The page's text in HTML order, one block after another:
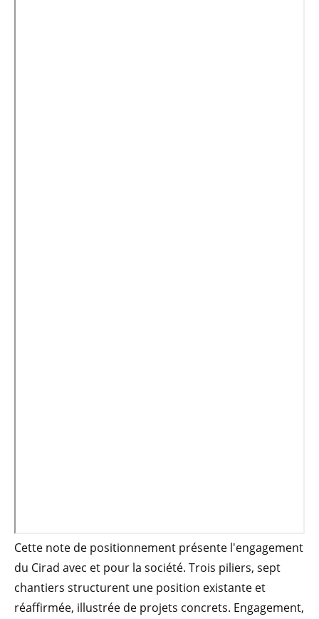
Cette note de positionnement présente l'engagement
du Cirad avec et pour la société. Trois piliers, sept
chantiers structurent une position existante et
réaffirmée, illustrée de projets concrets. Engagement,